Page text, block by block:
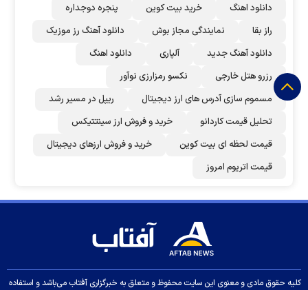
دانلود اهنگ خرید بیت کوین
پنجره دوجداره
راز بقا
نمایندگی مجاز بوش
دانلود آهنگ رز‌ موزیک
دانلود آهنگ جدید
آلپاری
دانلود اهنگ
رزرو هتل خارجی
نکسو رمزارزی نوآور
مسموم سازی آدرس های ارز دیجیتال
ریپل در مسیر رشد
تحلیل قیمت کاردانو
خرید و فروش ارز سینتتیکس
قیمت لحظه ای بیت کوین
خرید و فروش ارزهای دیجیتال
قیمت اتریوم امروز
کلیه حقوق مادی و معنوی این سایت محفوظ و متعلق به خبرگزاری آفتاب می‌باشد و استفاده